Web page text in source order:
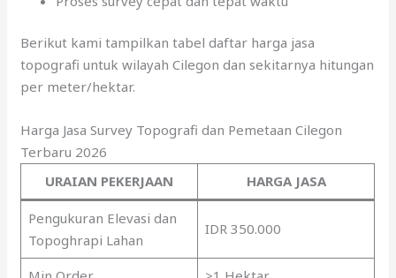
Berikut kami tampilkan tabel daftar harga jasa
topografi untuk wilayah Cilegon dan sekitarnya hitungan
per meter/hektar.
Harga Jasa Survey Topografi dan Pemetaan Cilegon
Terbaru 2026
URAIAN PEKERJAAN
HARGA JASA
Pengukuran Elevasi dan
Topoghrapi Lahan
IDR 350.000